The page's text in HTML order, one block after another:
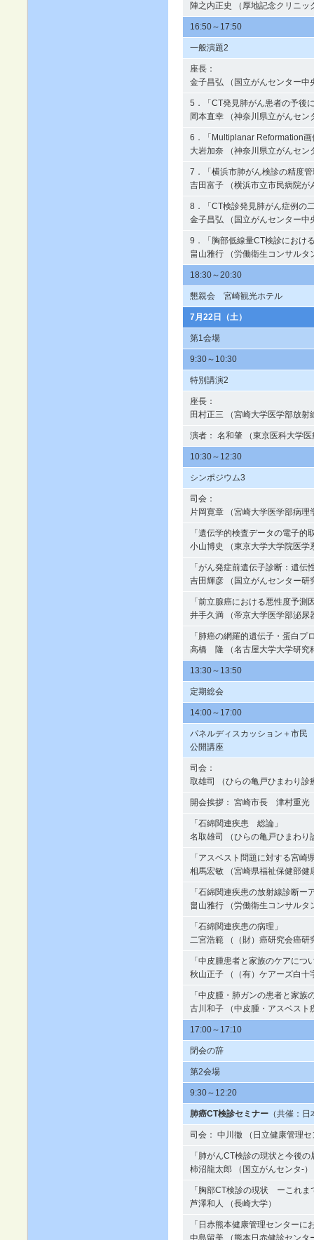
陣之内正史 （厚地記念クリニ
16:50～17:50
一般演題2
座長：
金子昌弘 （国立がんセンター中
5．「CT発見肺がん患者の予後
岡本直幸 （神奈川県立がんセ
6．「Multiplanar Reformation
大岩加奈 （神奈川県立がんセン
7．「横浜市肺がん検診の精度
吉田富子 （横浜市立市民病院が
8．「CT検診発見肺がん症例の
金子昌弘 （国立がんセンター中
9．「胸部低線量CT検診におけ
畠山雅行 （労働衛生コンサルタ
18:30～20:30
懇親会 宮崎観光ホテル
7月22日（土）
第1会場
9:30～10:30
特別講演2
座長：
田村正三 （宮崎大学医学部放射
演者： 名和肇 （東京医科大学
10:30～12:30
シンポジウム3
司会：
片岡寛章 （宮崎大学医学部病
「遺伝学的検査データの電子的
小山博史 （東京大学大学院医学
「がん発症前遺伝子診断：遺
吉田輝彦 （国立がんセンター
「前立腺癌における悪性度予
井手久満 （帝京大学医学部泌尿
「肺癌の網羅的遺伝子・蛋白
高橋 隆 （名古屋大学大学研究
13:30～13:50
定期総会
14:00～17:00
パネルディスカッション＋市民
公開講座
司会：
取雄司 （ひらの亀戸ひまわり
開会挨拶： 宮崎市長 津村重光
「石綿関連疾患 総論」
名取雄司 （ひらの亀戸ひまわ
「アスベスト問題に対する宮崎
相馬宏敏 （宮崎県福祉保健部健
「石綿関連疾患の放射線診断
畠山雅行 （労働衛生コンサル
「石綿関連疾患の病理」
二宮浩範 （（財）癌研究会癌研
「中皮腫患者と家族のケアにつ
秋山正子 （（有）ケアーズ白十
「中皮腫・肺ガンの患者と家族
古川和子 （中皮腫・アスベスト
17:00～17:10
閉会の辞
第2会場
9:30～12:20
肺癌CT検診セミナー （共催：
司会： 中川徹 （日立健康管理
「肺がんCT検診の現状と今後の
柿沼龍太郎 （国立がんセンタ-）
「胸部CT検診の現状 ーこれ
芦澤和人 （長崎大学）
「日赤熊本健康管理センターに
中島留美 （熊本日赤健診センタ